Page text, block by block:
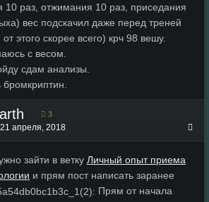
10 раз, отжимания 10 раз, приседания
вес подскачил даже перед треней
этого скорее всего) крч 98 вешу.
с весом.
сдам анализы.
бромкриптин.
3
21 апреля, 2018
зайти в ветку Личный опыт приема
и прям пост написать заранее
Прям от начала